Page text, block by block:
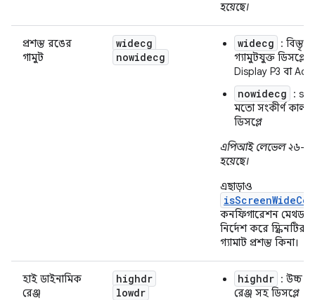
হয়েছে।
প্রশস্ত রঙের
গামুট
widecg
nowidecg
widecg
:
গ্যামুটযুক্ত ডিসপ্লে,
Display P3 বা
nowidecg
:
মতো সংকীর্ণ
ডিসপ্লে
এপিআই লেভেল ২৬-এ
হয়েছে।
এছাড়াও
কনফিগারেশন মেথডটি
নির্দেশ করে স্ক্রিনটির
গ্যামাট প্রশস্ত কিনা।
হাই ডাইনামিক
রেঞ্জ
highdr
lowdr
highdr : উচ্চ
রেঞ্জ সহ ডিসপ্লে